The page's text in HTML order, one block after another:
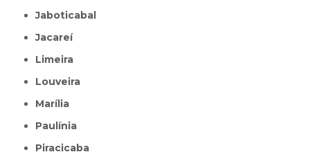
Jaboticabal
Jacareí
Limeira
Louveira
Marília
Paulínia
Piracicaba